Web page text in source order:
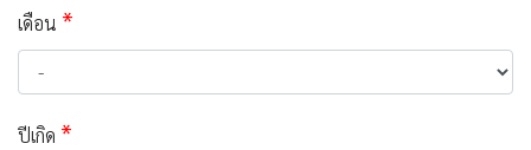
เดือน *
ปีเกิด *